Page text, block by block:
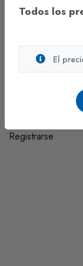
Funza -
CUENTA
Regístrate y
nosotros para
Registrarse
Todos los
El